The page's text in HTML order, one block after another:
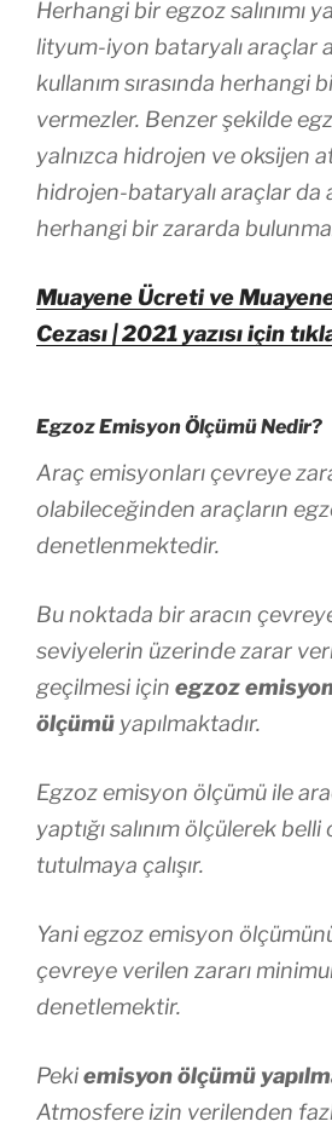
Herhangi bir egzoz salınımı
lityum-iyon bataryalı araçlar
kullanım sırasında herhangi
vermezler. Benzer şekilde
yalnızca hidrojen ve oksijen
hidrojen-bataryalı araçlar da
herhangi bir zararda
Muayene Ücreti ve
Cezası | 2021 yazısı için
Egzoz Emisyon Ölçümü Nedir?
Araç emisyonları çevreye
olabileceğinden araçların
denetlenmektedir.
Bu noktada bir aracın
seviyelerin üzerinde zarar
geçilmesi için egzoz
ölçümü yapılmaktadır.
Egzoz emisyon ölçümü ile
yaptığı salınım ölçülerek belli
tutulmaya çalışır.
Yani egzoz emisyon
çevreye verilen zararı
denetlemektir.
Pekiemisyon ölçümü
Atmosfere izin verilenden